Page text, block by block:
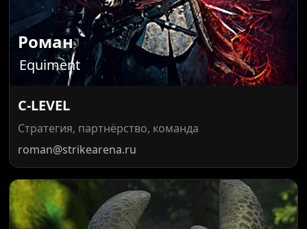
Роман
Equiment
C-LEVEL
Стратегия, партнёрство, команда
roman@strikearena.ru